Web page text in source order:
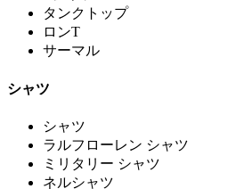
タンクトップ
ロンT
サーマル
シャツ
シャツ
ラルフローレン シャツ
ミリタリー シャツ
ネルシャツ